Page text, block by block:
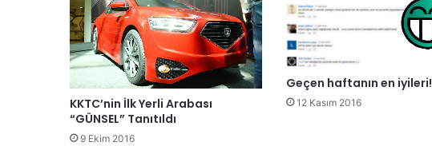
KKTC’nin İlk Yerli Arabası
“GÜNSEL” Tanıtıldı
9 Ekim 2016
Geçen haftanın en iyileri!
12 Kasım 2016